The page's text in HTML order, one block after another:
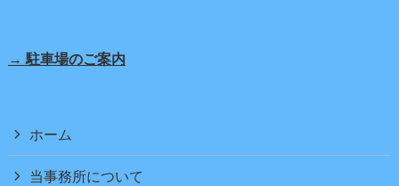
→ 駐車場のご案内
ホーム
当事務所について